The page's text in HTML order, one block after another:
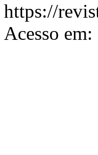
https://
Acesso